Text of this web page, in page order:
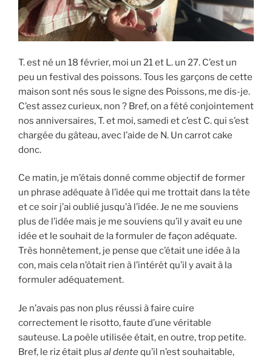
T. est né un 18 février, moi un 21 et L. un 27. C’est un
peu un festival des poissons. Tous les garçons de cette
maison sont nés sous le signe des Poissons, me dis-je.
C’est assez curieux, non ? Bref, on a fêté conjointement
nos anniversaires, T. et moi, samedi et c’est C. qui s’est
chargée du gâteau, avec l’aide de N. Un carrot cake
donc.
Ce matin, je m’étais donné comme objectif de former
un phrase adéquate à l’idée qui me trottait dans la tête
et ce soir j’ai oublié jusqu’à l’idée. Je ne me souviens
plus de l’idée mais je me souviens qu’il y avait eu une
idée et le souhait de la formuler de façon adéquate.
Très honnêtement, je pense que c’était une idée à la
con, mais cela n’ôtait rien à l’intérêt qu’il y avait à la
formuler adéquatement.
Je n’avais pas non plus réussi à faire cuire
correctement le risotto, faute d’une véritable
sauteuse. La poêle utilisée était, en outre, trop petite.
Bref, le riz était plus al dentequ’il n’est souhaitable,